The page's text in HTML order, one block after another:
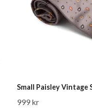
Small Paisley Vintage
999 kr